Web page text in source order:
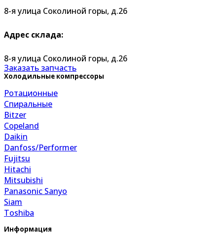
8-я улица Соколиной горы, д.26
Адрес склада:
8-я улица Соколиной горы, д.26
Заказать запчасть
Холодильные компрессоры
Ротационные
Спиральные
Bitzer
Copeland
Daikin
Danfoss/Performer
Fujitsu
Hitachi
Mitsubishi
Panasonic Sanyo
Siam
Toshiba
Информация